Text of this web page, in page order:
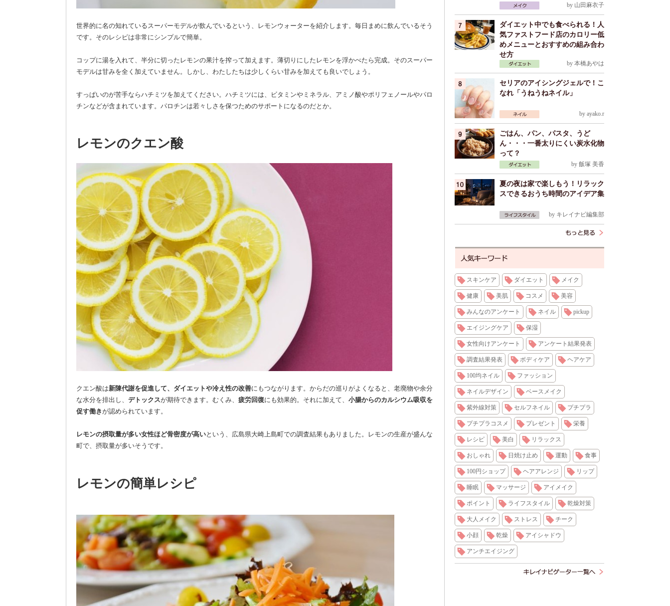
世界的に名の知れているスーパーモデルが飲んでいるという、レモンウォーターを紹介します。毎日まめに飲んでいるそう
です。そのレシピは非常にシンプルで簡単。
コップに湯を入れて、半分に切ったレモンの果汁を搾って加えます。薄切りにしたレモンを浮かべたら完成。そのスーパー
モデルは甘みを全く加えていません。しかし、わたしたちは少しくらい甘みを加えても良いでしょう。
すっぱいのが苦手ならハチミツを加えてください。ハチミツには、ビタミンやミネラル、アミノ酸やポリフェノールやパロ
チンなどが含まれています。パロチンは若々しさを保つためのサポートになるのだとか。
レモンのクエン酸
クエン酸は新陳代謝を促進して、ダイエットや冷え性の改善にもつながります。からだの巡りがよくなると、老廃物や余分
な水分を排出し、 デトックスが期待できます。むくみ、 疲労回復にも効果的。それに加えて、 小腸からのカルシウム吸収を
促す働きが認められています。
レモンの摂取量が多い女性ほど骨密度が高いという、広島県大崎上島町での調査結果もありました。レモンの生産が盛んな
町で、摂取量が多いそうです。
レモンの簡単レシピ
by 山田麻衣子
ダイエット中でも食べられる！人
気ファストフード店のカロリー低
めメニューとおすすめの組み合わ
せ方
by 本橋あやは
セリアのアイシングジェルで！こ
なれ「うねうねネイル」
by ayako.r
ごはん、パン、パスタ、うど
ん・・・一番太りにくい炭水化物
って？
by 飯塚 美香
夏の夜は家で楽しもう！リラック
スできるおうち時間のアイデア集
by キレイナビ編集部
スキンケア ダイエット メイク
健康 美肌 コスメ 美容
みんなのアンケート ネイル pickup
エイジングケア 保湿
女性向けアンケート アンケート結果発表
調査結果発表 ボディケア ヘアケア
100均ネイル ファッション
ネイルデザイン ベースメイク
紫外線対策 セルフネイル プチプラ
プチプラコスメ プレゼント 栄養
レシピ 美白 リラックス
おしゃれ 日焼け止め 運動 食事
100円ショップ ヘアアレンジ リップ
睡眠 マッサージ アイメイク
ポイント ライフスタイル 乾燥対策
大人メイク ストレス チーク
小顔 乾燥 アイシャドウ
アンチエイジング